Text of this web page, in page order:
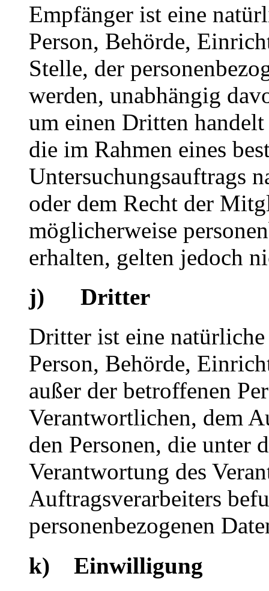
Empfänger ist eine
Person, Behörde,
Stelle, der
werden, unabhängig
um einen Dritten
die im Rahmen eines
Untersuchungsauftrags
oder dem Recht der
möglicherweise
erhalten, gelten jedoch
j) Dritter
Dritter ist eine
Person, Behörde,
außer der betroffenen
Verantwortlichen, dem
den Personen, die unter
Verantwortung des
Auftragsverarbeiters
personenbezogenen
k) Einwilligung